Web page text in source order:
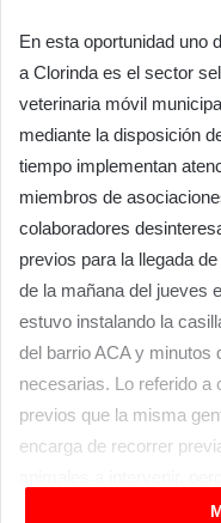
En esta oportunidad uno
a Clorinda es el sector
veterinaria móvil
mediante la disposición
tiempo implementan
miembros de
colaboradores
previos para la llegada
de la mañana del jueves
estuvo instalando la
del barrio ACA y minutos
necesarias. Lo referido a
previos que la misma
encarga de recorrer
tales como aplicación de